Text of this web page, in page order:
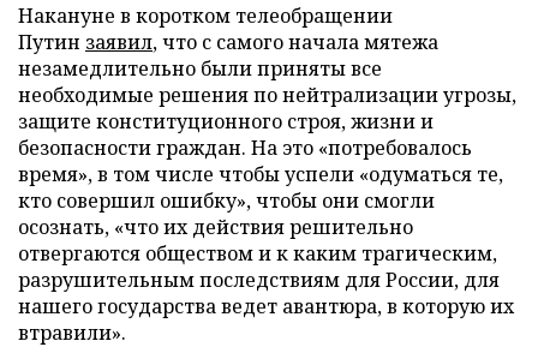
Накануне в коротком телеобращении
Путин заявил, что с самого начала мятежа
незамедлительно были приняты все
необходимые решения по нейтрализации угрозы,
защите конституционного строя, жизни и
безопасности граждан. На это «потребовалось
время», в том числе чтобы успели «одуматься те,
кто совершил ошибку», чтобы они смогли
осознать, «что их действия решительно
отвергаются обществом и к каким трагическим,
разрушительным последствиям для России, для
нашего государства ведет авантюра, в которую их
втравили».